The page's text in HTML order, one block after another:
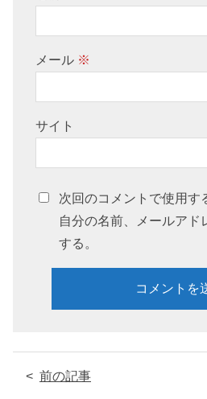
メール ※
サイト
次回のコメントで使用す
自分の名前、メールアド
する。
前の記事